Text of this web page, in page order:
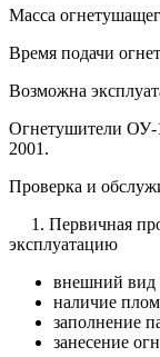
Масса
Время подачи
Возможна
Огнетушители ОУ-
2001.
Проверка и
1. Первичная
эксплуатацию
внешний вид
наличие
заполнение
занесение